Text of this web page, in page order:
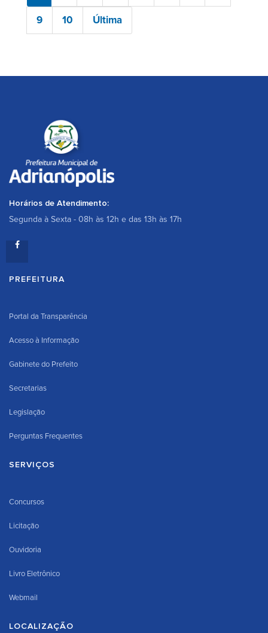
9 10 Última
Horários de Atendimento:
Segunda à Sexta - 08h às 12h e das 13h às 17h
PREFEITURA
Portal da Transparência
Acesso à Informação
Gabinete do Prefeito
Secretarias
Legislação
Perguntas Frequentes
SERVIÇOS
Concursos
Licitação
Ouvidoria
Livro Eletrônico
Webmail
LOCALIZAÇÃO